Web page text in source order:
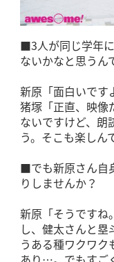
■3人が同じ学年
ないかなと思うん
新原「面白いです
猪塚「正直、映像
ないですけど、朗
う。そこも楽しん
■でも新原さん自
りしませんか？
新原「そうですね
し、健太さんと
うある種ワクワク